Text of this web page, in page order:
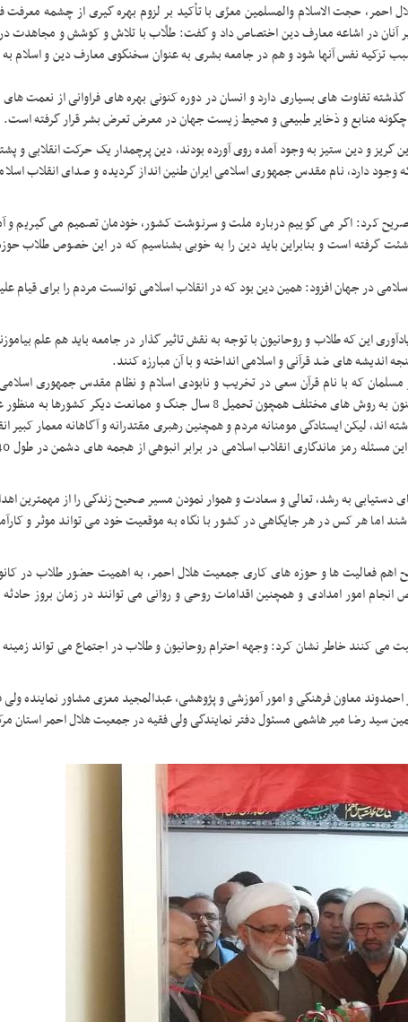
احمر، حجت الاسلام والمسلمین معزّی با تأکید بر لزوم بهره گیری از چشمه
آنان در اشاعه معارف دین اختصاص داد و گفت: طلّاب با تلاش و کوشش و مجاهدت در
تزکیه نفس آنها شود و هم در جامعه بشری به عنوان سخنگوی معارف دین و اسلام
تفاوت های بسیاری دارد و انسان در دوره کنونی بهره های فراوانی از نعمت
منابع و ذخایر طبیعی و محیط زیست جهان در معرض تعرض بشر قرار گرفته است.
و دین ستیز به وجود آمده روی آورده بودند، دین پرچمدار یک حرکت انقلابی و
دارد، نام مقدس جمهوری اسلامی ایران طنین انداز گردیده و صدای انقلاب
کرد: اگر می گوییم درباره ملت و سرنوشت کشور، خودمان تصمیم می گیریم و
گرفته است و بنابراین باید دین را به خوبی بشناسیم که در این خصوص طلاب
در جهان افزود: همین دین بود که در انقلاب اسلامی توانست مردم را برای قیام
این که طلاب و روحانیون با توجه به نقش تاثیر گذار در جامعه باید هم علم
اندیشه های ضد قرآنی و اسلامی انداخته و با آن مبارزه کنند.
که با نام قرآن سعی در تخریب و نابودی اسلام و نظام مقدس جمهوری اسلامی
گفت: استکبار و زورگویان جهان از ابتدای پیروزی انقلاب اسلامی تا کنون به روش های مختلف همچون تحمیل 8 سال جنگ و
اند، لیکن ایستادگی مومنانه مردم و همچنین رهبری مقتدرانه و آگاهانه معمار کبیر
دستیابی به رشد، تعالی و سعادت و هموار نمودن مسیر صحیح زندگی را از مهمترین
اما هر کس در هر جایگاهی در کشور با نگاه به موقعیت خود می تواند موثر و
اهم فعالیت ها و حوزه های کاری جمعیت هلال احمر، به اهمیت حضور طلاب در
امور امدادی و همچنین اقدامات روحی و روانی می توانند در زمان بروز
طلاب در سراسر کشور فعالیت می کنند خاطر نشان کرد: وجهه احترام روحانیون و طلاب در اجتماع می تواند
معاون فرهنگی و امور آموزشی و پژوهشی، عبدالمجید معزی مشاور نماینده ولی
سید رضا میر هاشمی مسئول دفتر نمایندگی ولی فقیه در جمعیت هلال احمر استان